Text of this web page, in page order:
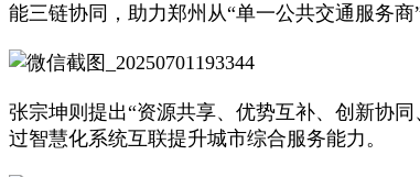
能三链协同，助力郑州从“单一公共交通服务商
张宗坤则提出“资源共享、优势互补、创新协
过智慧化系统互联提升城市综合服务能力。